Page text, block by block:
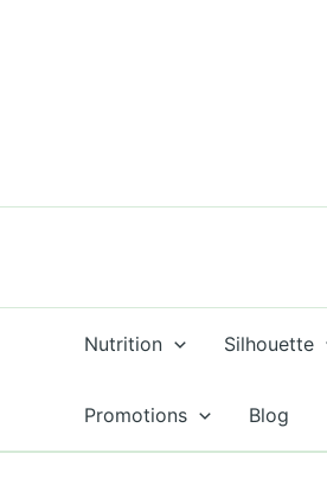
Nutrition Silhouette
Promotions Blog